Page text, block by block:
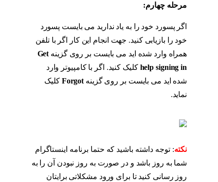
مرحله چهارم:
اگر پسورد خود را به یاد ندارید می بایست پسورد
خود را بازیابی کنید. جهت انجام این کار اگر با تلفن
همراه وارد شده اید می بایست بر روی گزینه Get
help signing in کلیک کنید. اگر با کامپیوتر وارد
شده اید می بایست بر روی گزینه Forgot کلیک
نماید.
نکته: توجه داشته باشید که حتما برنامه اینستاگرام
شما به روز باشد و در صورت به روز نبودن آن را به
روز رسانی کنید تا برای ورود مشکلاتی برایتان